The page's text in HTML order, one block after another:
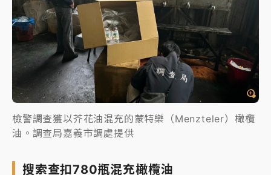
檢警調查獲以芥花油混充的蒙特樂（Menzteler）橄欖
油。調查局嘉義市調處提供
搜索查扣780瓶混充橄欖油